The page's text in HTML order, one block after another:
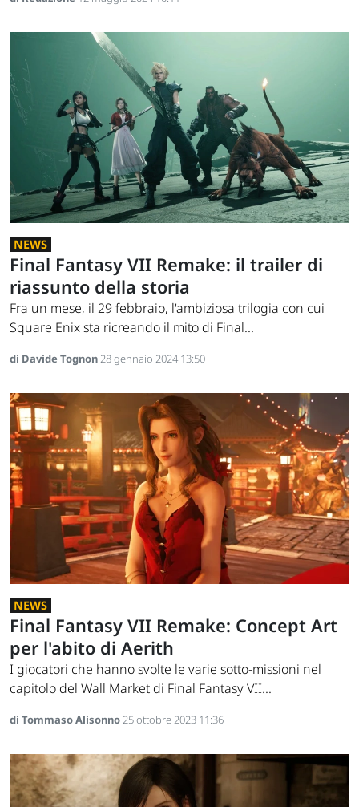
NEWS
Final Fantasy VII Remake: il trailer di
riassunto della storia
Fra un mese, il 29 febbraio, l'ambiziosa trilogia con cui
Square Enix sta ricreando il mito di Final...
di Davide Tognon28 gennaio 2024 13:50
NEWS
Final Fantasy VII Remake: Concept Art
per l'abito di Aerith
I giocatori che hanno svolte le varie sotto-missioni nel
capitolo del Wall Market di Final Fantasy VII...
di Tommaso Alisonno25 ottobre 2023 11:36